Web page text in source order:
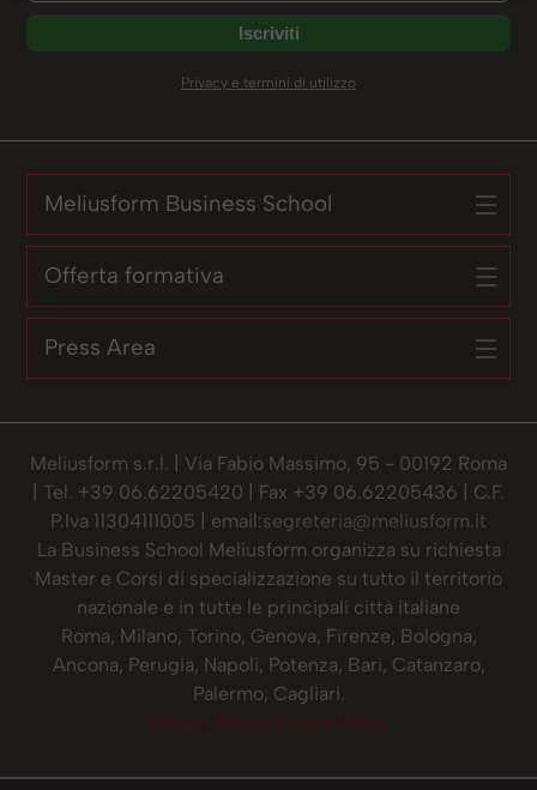
Privacy e termini di utilizzo
Meliusform Business School
Offerta formativa
Press Area
Meliusform s.r.l. | Via Fabio Massimo, 95 - 00192 Roma
| Tel. +39 06.62205420 | Fax +39 06.62205436 | C.F.
P.Iva 11304111005 | email:segreteria@meliusform.it
La Business School Meliusform organizza su richiesta
Master e Corsi di specializzazione su tutto il territorio
nazionale e in tutte le principali città italiane
Roma, Milano, Torino, Genova, Firenze, Bologna,
Ancona, Perugia, Napoli, Potenza, Bari, Catanzaro,
Palermo, Cagliari.
Privacy Policy Cookie Policy